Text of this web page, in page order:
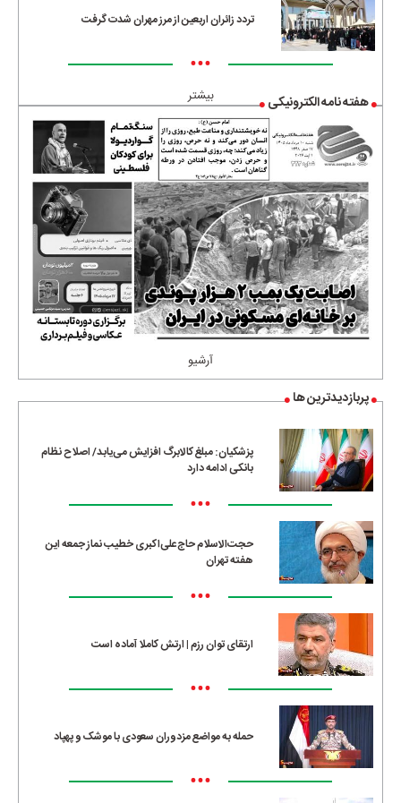
تردد زائران اربعین از مرز مهران شدت گرفت
•••
بیشتر هفته نامه الکترونیکی
آرشیو
پربازدیدترین ها
پزشکیان: مبلغ کالابرگ افزایش می‌یابد/ اصلاح نظام
بانکی ادامه دارد
•••
حجت‌الاسلام حاج‌علی‌اکبری خطیب نماز جمعه این
هفته تهران
•••
ارتقای توان رزم | ارتش کاملا آماده است
•••
حمله به مواضع مزدوران سعودی با موشک و پهپاد
•••